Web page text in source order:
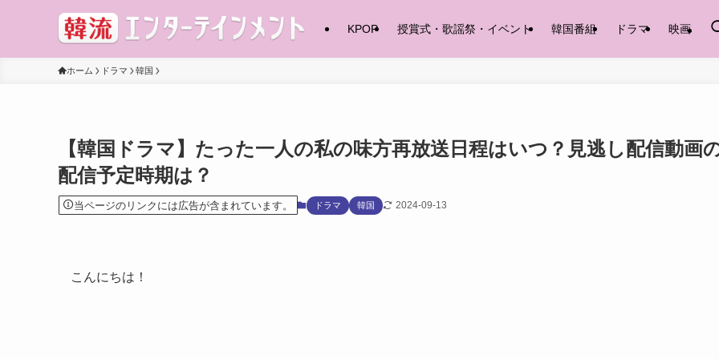
KPOP 授賞式・歌謡祭・イベント 韓国番組 ドラマ 映画
ホーム ドラマ 韓国
【韓国ドラマ】たった一人の私の味方再放送日程はいつ？見逃し配信動画
配信予定時期は？
当ページのリンクには広告が含まれています。 ドラマ 韓国 2024-09-13
こんにちは！